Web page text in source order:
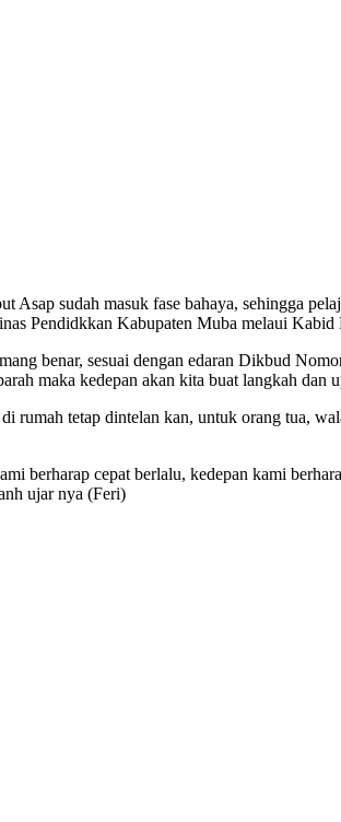
Asap sudah masuk fase bahaya, sehingga
Pendidkkan Kabupaten Muba melaui
benar, sesuai dengan edaran Dikbud
maka kedepan akan kita buat langkah dan
tetap dintelan kan, untuk orang tua,
berharap cepat berlalu, kedepan kami
ujar nya (Feri)